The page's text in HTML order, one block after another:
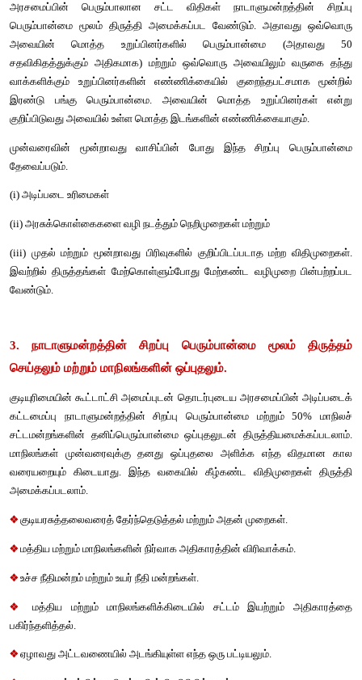
❖ நாடாளுமன்ற உறுப்பினர்களுக்கான ஊதியம் மற்றும் படிகள்
❖ நாடாளுமன்ற நடைமுறை விதிகளை உருவாக்குதல்.
❖
நாடாளுமன்றம், நாடாளுமன்றக் குழுக்கள் மற்றும் அதன்
ஆகியோரின் சிறப்பு உரிமைகள்.
நாடாளுமன்றத்தில் ஆங்கில மொழி பயன்பாடு.
❖
❖ அலுவல் ஆட்சி மொழியை பயன்படுத்துதல்.
❖ குடியுரிமை அளித்தல் மற்றும் ரத்து செய்தல் .
தொகுதிகளின் எல்லைகளை வரையறுத்தல்.
❖ ஒன்றிய ஆளுகைக்குட்பட்ட பகுதி.
❖ ஐந்தாம் அட்டவணை-பட்டியலின மற்றும் பழங்குடி இன
ஆறாம் அட்டவணை-பழங்குடி இன பகுதிகளை நிர்வகித்தல்.
அரசமைப்பின் பெரும்பாலான சட்ட விதிகள்
அவையின் மொத்த உறுப்பினர்களில் பெரும்பான்மை
வாக்களிக்கும் உறுப்பினர்களின் எண்ணிக்கையில்